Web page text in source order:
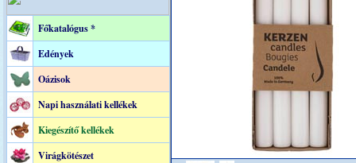
Főkatalógus *
Edények
Oázisok
Napi használati kellékek
Kiegészítő kellékek
Virágkötészet